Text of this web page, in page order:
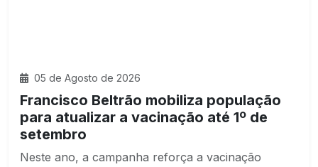
05 de Agosto de 2026
Francisco Beltrão mobiliza população
para atualizar a vacinação até 1º de
setembro
Neste ano, a campanha reforça a vacinação